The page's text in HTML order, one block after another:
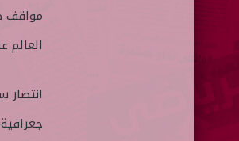
مواقف
انتصار